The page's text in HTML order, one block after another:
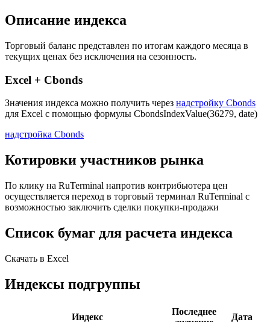
Описание индекса
Торговый баланс представлен по итогам каждого месяца в
текущих ценах без исключения на сезонность.
Excel + Cbonds
Значения индекса можно получить через надстройку Cbonds
для Excel с помощью формулы CbondsIndexValue(36279, date)
надстройка Cbonds
Котировки участников рынка
По клику на RuTerminal напротив контрибьютера цен
осуществляется переход в торговый терминал RuTerminal с
возможностью заключить сделки покупки-продажи
Список бумаг для расчета индекса
Скачать в Excel
Индексы подгруппы
Индекс
Последнее
Дата